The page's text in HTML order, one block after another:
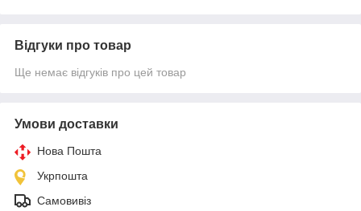
Відгуки про товар
Ще немає відгуків про цей товар
Умови доставки
Нова Пошта
Укрпошта
Самовивіз